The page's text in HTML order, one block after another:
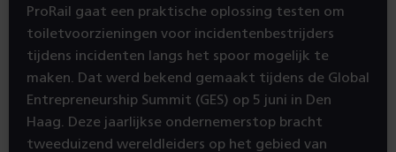
ProRail gaat een praktische oplossing testen om
toiletvoorzieningen voor incidentenbestrijders
tijdens incidenten langs het spoor mogelijk te
maken. Dat werd bekend gemaakt tijdens de Global
Entrepreneurship Summit (GES) op 5 juni in Den
Haag. Deze jaarlijkse ondernemerstop bracht
tweeduizend wereldleiders op het gebied van